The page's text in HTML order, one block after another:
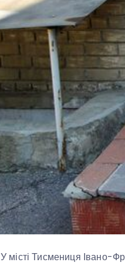
У місті Тисмениця Івано-